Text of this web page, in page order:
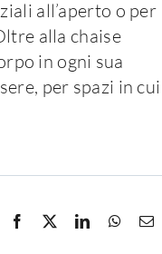
all’aperto o per
alla chaise
in ogni sua
per spazi in cui